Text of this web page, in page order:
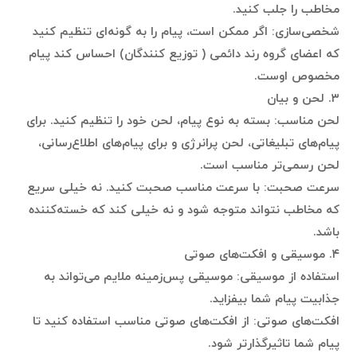
مخاطب را جلب کنید.
شخصی‌سازی: اگر ممکن است، پیام را به گونه‌ای تنظیم کنید
که اعضای گروه رند دائمی ( توزیع کنندگان) احساس کند پیام
مخصوص اوست.
۳. لحن و بیان
لحن مناسب: بسته به نوع پیام، لحن خود را تنظیم کنید. برای
پیام‌های تبلیغاتی، لحن پرانرژی و برای پیام‌های اطلاع‌رسانی،
لحن رسمی‌تر مناسب است.
سرعت صحبت: با سرعت مناسب صحبت کنید. نه خیلی سریع
که مخاطب نتواند متوجه شود و نه خیلی کند که خسته‌کننده
باشد.
۴. موسیقی و افکت‌های صوتی
استفاده از موسیقی: موسیقی پس‌زمینه ملایم می‌تواند به
جذابیت پیام شما بیفزاید.
افکت‌های صوتی: از افکت‌های صوتی مناسب استفاده کنید تا
پیام شما تاثیرگذارتر شود.